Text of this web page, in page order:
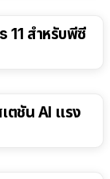
11 สำหรับพีซี
ตชัน AI แรง